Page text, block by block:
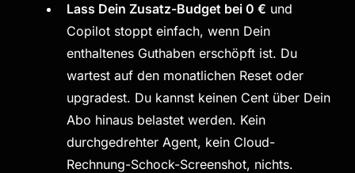
Lass Dein Zusatz-Budget bei 0 € und
Copilot stoppt einfach, wenn Dein
enthaltenes Guthaben erschöpft ist. Du
wartest auf den monatlichen Reset oder
upgradest. Du kannst keinen Cent über Dein
Abo hinaus belastet werden. Kein
durchgedrehter Agent, kein Cloud-
Rechnung-Schock-Screenshot, nichts.